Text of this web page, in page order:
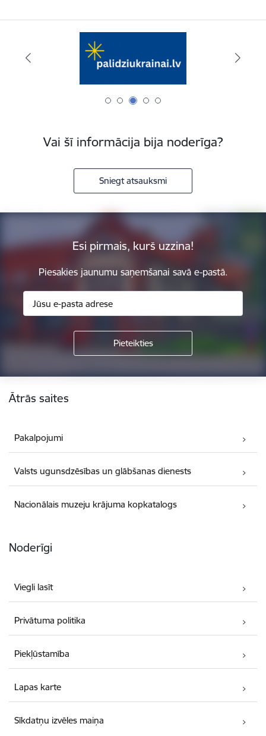
Vai šī informācija bija noderīga?
Sniegt atsauksmi
Esi pirmais, kurš uzzina!
Piesakies jaunumu saņemšanai savā e-pastā.
Ātrās saites
Pakalpojumi
Valsts ugunsdzēsības un glābšanas dienests
Nacionālais muzeju krājuma kopkatalogs
Noderīgi
Viegli lasīt
Privātuma politika
Piekļūstamība
Lapas karte
Sīkdatņu izvēles maiņa